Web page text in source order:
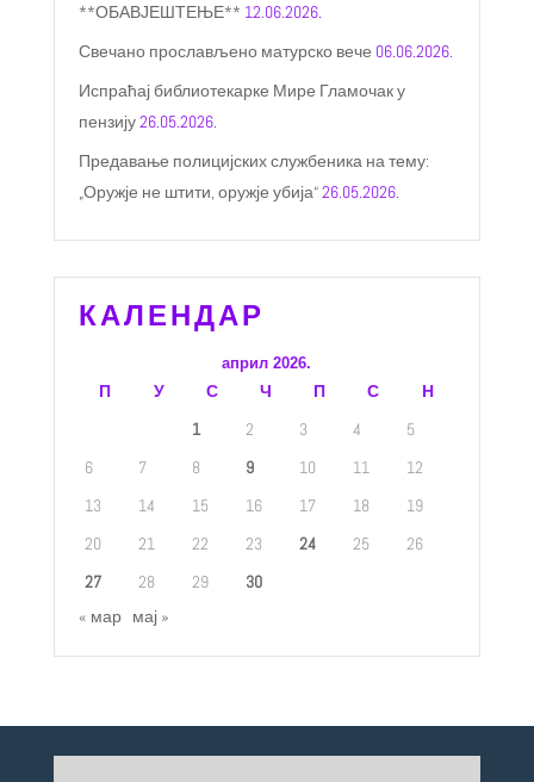
**ОБАВЈЕШТЕЊЕ** 12.06.2026.
Свечано прослављено матурско вече 06.06.2026.
Испраћај библиотекарке Мире Гламочак у
пензију26.05.2026.
Предавање полицијских службеника на тему:
„Оружје не штити, оружје убија“26.05.2026.
КАЛЕНДАР
април 2026.
П У С Ч П С
Н
1
2 3 4
5
6
7 8 9 10 11
12
13
14 15 16 17 18
19
20
21 22 23 24 25
26
27
28 29
30
« мар мај »